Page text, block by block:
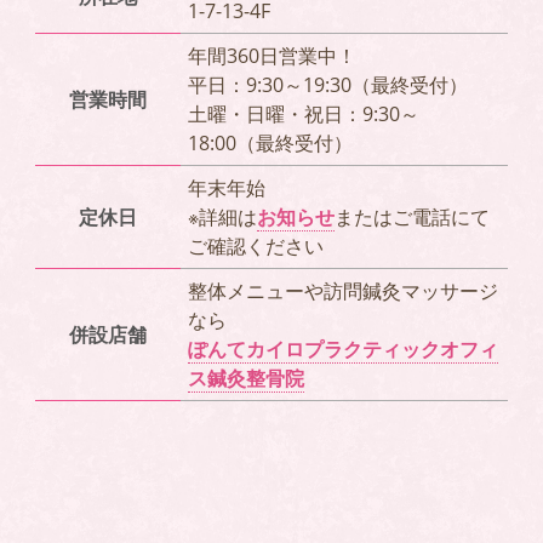
1-7-13-4F
営業時間
年間360日営業中！
平日：9:30～19:30（最終受付）
土曜・日曜・祝日：9:30～
18:00（最終受付）
定休日
年末年始
※詳細はお知らせまたはご電話にて
ご確認ください
併設店舗
整体メニューや訪問鍼灸マッサージ
なら
ぽんてカイロプラクティックオフィ
ス鍼灸整骨院